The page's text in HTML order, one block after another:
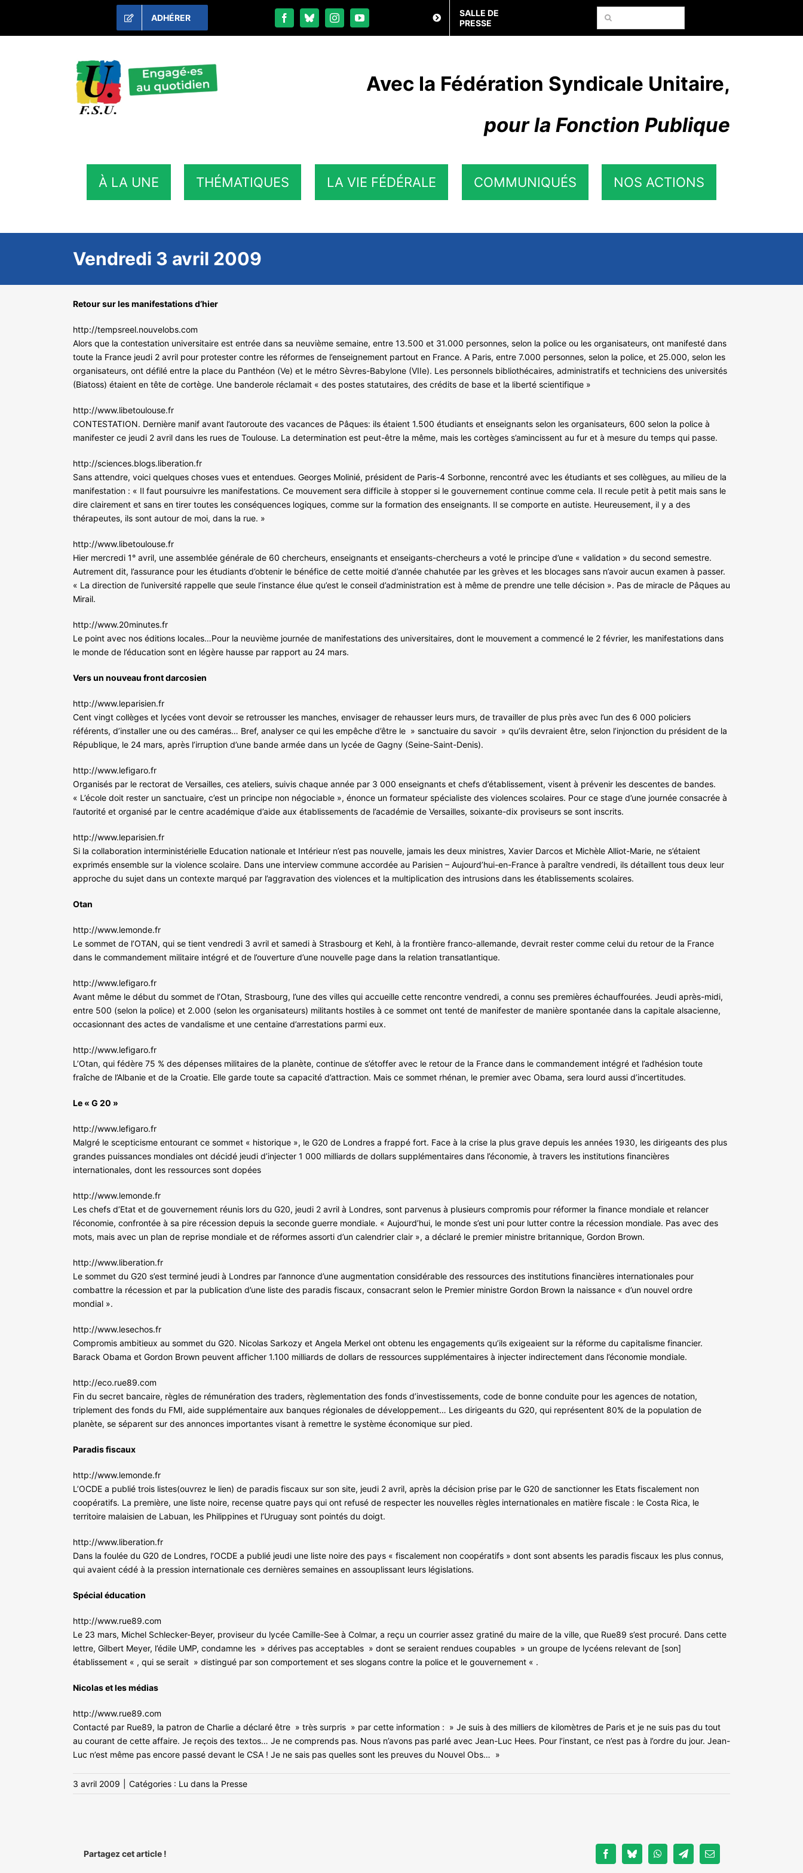
contenu
ADHÉRER
SALLE DE
PRESSE
Rechercher:
Avec la Fédération Syndicale Unitaire,
pour la Fonction Publique
À LA UNE THÉMATIQUES LA VIE FÉDÉRALE COMMUNIQUÉS NOS ACTIONS
Vendredi 3 avril 2009
Retour sur les manifestations d’hier
http://tempsreel.nouvelobs.com
Alors que la contestation universitaire est entrée dans sa neuvième semaine, entre 13.500 et 31.000 personnes, selon la police ou les organisateurs, ont manifesté dans
toute la France jeudi 2 avril pour protester contre les réformes de l’enseignement partout en France. A Paris, entre 7.000 personnes, selon la police, et 25.000, selon les
organisateurs, ont défilé entre la place du Panthéon (Ve) et le métro Sèvres-Babylone (VIIe). Les personnels bibliothécaires, administratifs et techniciens des universités
(Biatoss) étaient en tête de cortège. Une banderole réclamait « des postes statutaires, des crédits de base et la liberté scientifique »
http://www.libetoulouse.fr
CONTESTATION. Dernière manif avant l’autoroute des vacances de Pâques: ils étaient 1.500 étudiants et enseignants selon les organisateurs, 600 selon la police à
manifester ce jeudi 2 avril dans les rues de Toulouse. La determination est peut-être la même, mais les cortèges s’amincissent au fur et à mesure du temps qui passe.
http://sciences.blogs.liberation.fr
Sans attendre, voici quelques choses vues et entendues. Georges Molinié, président de Paris-4 Sorbonne, rencontré avec les étudiants et ses collègues, au milieu de la
manifestation : « Il faut poursuivre les manifestations. Ce mouvement sera difficile à stopper si le gouvernement continue comme cela. Il recule petit à petit mais sans le
dire clairement et sans en tirer toutes les conséquences logiques, comme sur la formation des enseignants. Il se comporte en autiste. Heureusement, il y a des
thérapeutes, ils sont autour de moi, dans la rue. »
http://www.libetoulouse.fr
Hier mercredi 1° avril, une assemblée générale de 60 chercheurs, enseignants et enseigants-chercheurs a voté le principe d’une « validation » du second semestre.
Autrement dit, l’assurance pour les étudiants d’obtenir le bénéfice de cette moitié d’année chahutée par les grèves et les blocages sans n’avoir aucun examen à passer.
« La direction de l’université rappelle que seule l’instance élue qu’est le conseil d’administration est à même de prendre une telle décision ». Pas de miracle de Pâques au
Mirail.
http://www.20minutes.fr
Le point avec nos éditions locales…Pour la neuvième journée de manifestations des universitaires, dont le mouvement a commencé le 2 février, les manifestations dans
le monde de l’éducation sont en légère hausse par rapport au 24 mars.
Vers un nouveau front darcosien
http://www.leparisien.fr
Cent vingt collèges et lycées vont devoir se retrousser les manches, envisager de rehausser leurs murs, de travailler de plus près avec l’un des 6 000 policiers
référents, d’installer une ou des caméras… Bref, analyser ce qui les empêche d’être le » sanctuaire du savoir » qu’ils devraient être, selon l’injonction du président de la
République, le 24 mars, après l’irruption d’une bande armée dans un lycée de Gagny (Seine-Saint-Denis).
http://www.lefigaro.fr
Organisés par le rectorat de Versailles, ces ateliers, suivis chaque année par 3 000 enseignants et chefs d’établissement, visent à prévenir les descentes de bandes.
« L’école doit rester un sanctuaire, c’est un principe non négociable », énonce un formateur spécialiste des violences scolaires. Pour ce stage d’une journée consacrée à
l’autorité et organisé par le centre académique d’aide aux établissements de l’académie de Versailles, soixante-dix proviseurs se sont inscrits.
http://www.leparisien.fr
Si la collaboration interministérielle Education nationale et Intérieur n’est pas nouvelle, jamais les deux ministres, Xavier Darcos et Michèle Alliot-Marie, ne s’étaient
exprimés ensemble sur la violence scolaire. Dans une interview commune accordée au Parisien – Aujourd’hui-en-France à paraître vendredi, ils détaillent tous deux leur
approche du sujet dans un contexte marqué par l’aggravation des violences et la multiplication des intrusions dans les établissements scolaires.
Otan
http://www.lemonde.fr
Le sommet de l’OTAN, qui se tient vendredi 3 avril et samedi à Strasbourg et Kehl, à la frontière franco-allemande, devrait rester comme celui du retour de la France
dans le commandement militaire intégré et de l’ouverture d’une nouvelle page dans la relation transatlantique.
http://www.lefigaro.fr
Avant même le début du sommet de l’Otan, Strasbourg, l’une des villes qui accueille cette rencontre vendredi, a connu ses premières échauffourées. Jeudi après-midi,
entre 500 (selon la police) et 2.000 (selon les organisateurs) militants hostiles à ce sommet ont tenté de manifester de manière spontanée dans la capitale alsacienne,
occasionnant des actes de vandalisme et une centaine d’arrestations parmi eux.
http://www.lefigaro.fr
L’Otan, qui fédère 75 % des dépenses militaires de la planète, continue de s’étoffer avec le retour de la France dans le commandement intégré et l’adhésion toute
fraîche de l’Albanie et de la Croatie. Elle garde toute sa capacité d’attraction. Mais ce sommet rhénan, le premier avec Obama, sera lourd aussi d’incertitudes.
Le « G 20 »
http://www.lefigaro.fr
Malgré le scepticisme entourant ce sommet « historique », le G20 de Londres a frappé fort. Face à la crise la plus grave depuis les années 1930, les dirigeants des plus
grandes puissances mondiales ont décidé jeudi d’injecter 1 000 milliards de dollars supplémentaires dans l’économie, à travers les institutions financières
internationales, dont les ressources sont dopées
http://www.lemonde.fr
Les chefs d’Etat et de gouvernement réunis lors du G20, jeudi 2 avril à Londres, sont parvenus à plusieurs compromis pour réformer la finance mondiale et relancer
l’économie, confrontée à sa pire récession depuis la seconde guerre mondiale. « Aujourd’hui, le monde s’est uni pour lutter contre la récession mondiale. Pas avec des
mots, mais avec un plan de reprise mondiale et de réformes assorti d’un calendrier clair », a déclaré le premier ministre britannique, Gordon Brown.
http://www.liberation.fr
Le sommet du G20 s’est terminé jeudi à Londres par l’annonce d’une augmentation considérable des ressources des institutions financières internationales pour
combattre la récession et par la publication d’une liste des paradis fiscaux, consacrant selon le Premier ministre Gordon Brown la naissance « d’un nouvel ordre
mondial ».
http://www.lesechos.fr
Compromis ambitieux au sommet du G20. Nicolas Sarkozy et Angela Merkel ont obtenu les engagements qu’ils exigeaient sur la réforme du capitalisme financier.
Barack Obama et Gordon Brown peuvent afficher 1.100 milliards de dollars de ressources supplémentaires à injecter indirectement dans l’économie mondiale.
http://eco.rue89.com
Fin du secret bancaire, règles de rémunération des traders, règlementation des fonds d’investissements, code de bonne conduite pour les agences de notation,
triplement des fonds du FMI, aide supplémentaire aux banques régionales de développement… Les dirigeants du G20, qui représentent 80% de la population de
planète, se séparent sur des annonces importantes visant à remettre le système économique sur pied.
Paradis fiscaux
http://www.lemonde.fr
L’OCDE a publié trois listes(ouvrez le lien) de paradis fiscaux sur son site, jeudi 2 avril, après la décision prise par le G20 de sanctionner les Etats fiscalement non
coopératifs. La première, une liste noire, recense quatre pays qui ont refusé de respecter les nouvelles règles internationales en matière fiscale : le Costa Rica, le
territoire malaisien de Labuan, les Philippines et l’Uruguay sont pointés du doigt.
http://www.liberation.fr
Dans la foulée du G20 de Londres, l’OCDE a publié jeudi une liste noire des pays « fiscalement non coopératifs » dont sont absents les paradis fiscaux les plus connus,
qui avaient cédé à la pression internationale ces dernières semaines en assouplissant leurs législations.
Spécial éducation
http://www.rue89.com
Le 23 mars, Michel Schlecker-Beyer, proviseur du lycée Camille-See à Colmar, a reçu un courrier assez gratiné du maire de la ville, que Rue89 s’est procuré. Dans cette
lettre, Gilbert Meyer, l’édile UMP, condamne les » dérives pas acceptables » dont se seraient rendues coupables » un groupe de lycéens relevant de [son]
établissement « , qui se serait » distingué par son comportement et ses slogans contre la police et le gouvernement « .
Nicolas et les médias
http://www.rue89.com
Contacté par Rue89, la patron de Charlie a déclaré être » très surpris » par cette information : » Je suis à des milliers de kilomètres de Paris et je ne suis pas du tout
au courant de cette affaire. Je reçois des textos… Je ne comprends pas. Nous n’avons pas parlé avec Jean-Luc Hees. Pour l’instant, ce n’est pas à l’ordre du jour. Jean-
Luc n’est même pas encore passé devant le CSA ! Je ne sais pas quelles sont les preuves du Nouvel Obs… »
3 avril 2009 Catégories : Lu dans la Presse
Partagez cet article ! FacebookBlueskyWhatsAppTelegramEmail